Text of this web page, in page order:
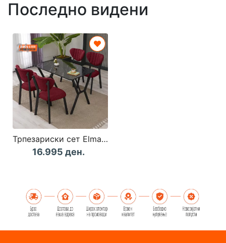
Последно видени
Трпезариски сет Elma - Burgundy, Black
16.995 ден.